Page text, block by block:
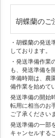
胡蝶蘭のご
・胡蝶蘭の発送
しております。
・発送準備作業
も、発送準備を
準備時期は、農
備作業を始めて
発送準備の開始
転用に相当のお
ご了承ください
発送準備の一部
キャンセルする